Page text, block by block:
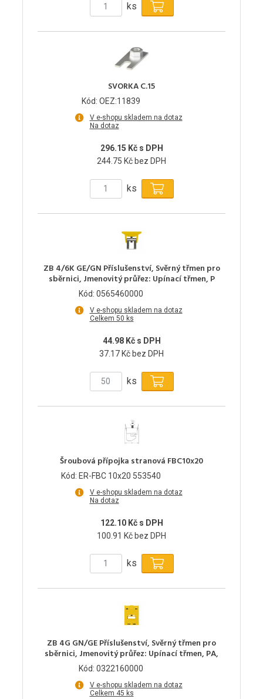
ks
SVORKA C.15
Kód: OEZ:11839
V e-shopu skladem na dotaz
Na dotaz
296.15 Kč s DPH
244.75 Kč bez DPH
ks
ZB 4/6K GE/GN Příslušenství, Svěrný třmen pro
sběrnici, Jmenovitý průřez: Upínací třmen, P
Kód: 0565460000
V e-shopu skladem na dotaz
Celkem 50 ks
44.98 Kč s DPH
37.17 Kč bez DPH
ks
Šroubová přípojka stranová FBC10x20
Kód: ER-FBC 10x20 553540
V e-shopu skladem na dotaz
Na dotaz
122.10 Kč s DPH
100.91 Kč bez DPH
ks
ZB 4G GN/GE Příslušenství, Svěrný třmen pro
sběrnici, Jmenovitý průřez: Upínací třmen, PA,
Kód: 0322160000
V e-shopu skladem na dotaz
Celkem 45 ks